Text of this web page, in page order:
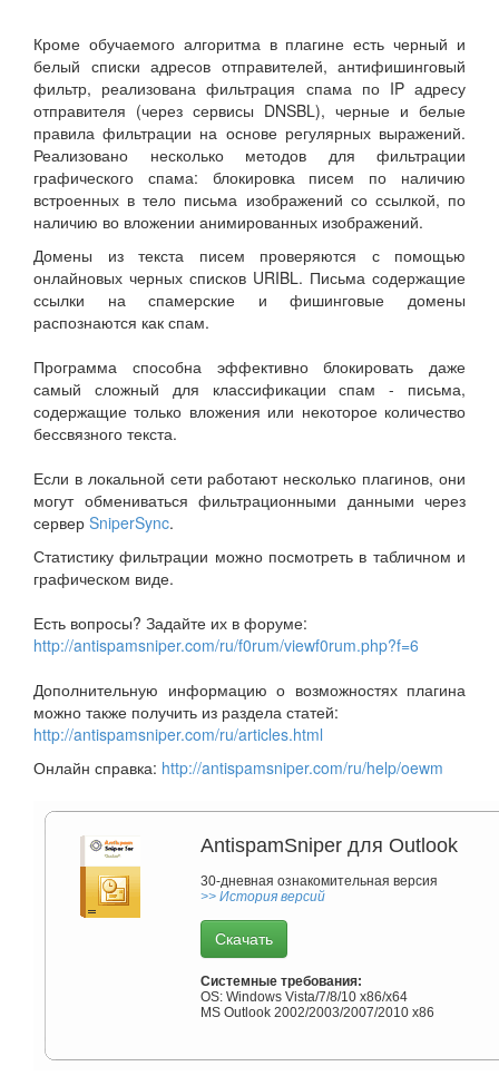
Кроме обучаемого алгоритма в плагине есть черный и
белый списки адресов отправителей, антифишинговый
фильтр, реализована фильтрация спама по IP адресу
отправителя (через сервисы DNSBL), черные и белые
правила фильтрации на основе регулярных выражений.
Реализовано несколько методов для фильтрации
графического спама: блокировка писем по наличию
встроенных в тело письма изображений со ссылкой, по
наличию во вложении анимированных изображений.
Домены из текста писем проверяются с помощью
онлайновых черных списков URIBL. Письма содержащие
ссылки на спамерские и фишинговые домены
распознаются как спам.
Программа способна эффективно блокировать даже
самый сложный для классификации спам - письма,
содержащие только вложения или некоторое количество
бессвязного текста.
Если в локальной сети работают несколько плагинов, они
могут обмениваться фильтрационными данными через
сервер SniperSync.
Статистику фильтрации можно посмотреть в табличном и
графическом виде.
Есть вопросы? Задайте их в форуме:
http://antispamsniper.com/ru/f0rum/viewf0rum.php?f=6
Дополнительную информацию о возможностях плагина
можно также получить из раздела статей:
http://antispamsniper.com/ru/articles.html
Онлайн справка: http://antispamsniper.com/ru/help/oewm
AntispamSniper для Outlook
30-дневная ознакомительная версия
>> История версий
Скачать
Системные требования:
OS: Windows Vista/7/8/10 x86/x64
MS Outlook 2002/2003/2007/2010 x86